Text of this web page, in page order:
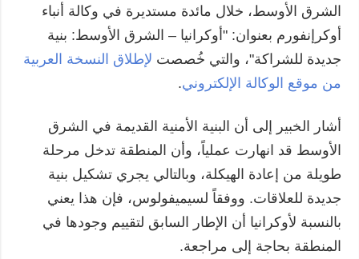
الشرق الأوسط، خلال مائدة مستديرة في وكالة أنباء
أوكرإنفورم بعنوان: "أوكرانيا – الشرق الأوسط: بنية
جديدة للشراكة"، والتي خُصصت لإطلاق النسخة العربية
من موقع الوكالة الإلكتروني.
أشار الخبير إلى أن البنية الأمنية القديمة في الشرق
الأوسط قد انهارت عملياً، وأن المنطقة تدخل مرحلة
طويلة من إعادة الهيكلة، وبالتالي يجري تشكيل بنية
جديدة للعلاقات. ووفقاً لسيميفولوس، فإن هذا يعني
بالنسبة لأوكرانيا أن الإطار السابق لتقييم وجودها في
المنطقة بحاجة إلى مراجعة.